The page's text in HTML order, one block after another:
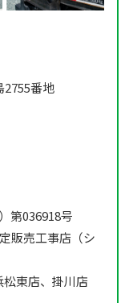
2755番地
第036918号
販売工事店（シ
東店、掛川店